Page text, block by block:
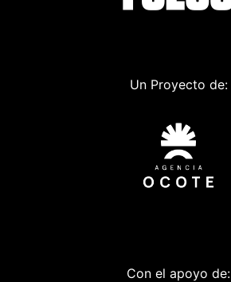
Un Proyecto de:
Con el apoyo de: